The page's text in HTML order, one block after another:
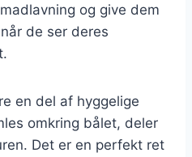
og give dem
de ser deres
en del af hyggelige
omkring bålet, deler
Det er en perfekt ret